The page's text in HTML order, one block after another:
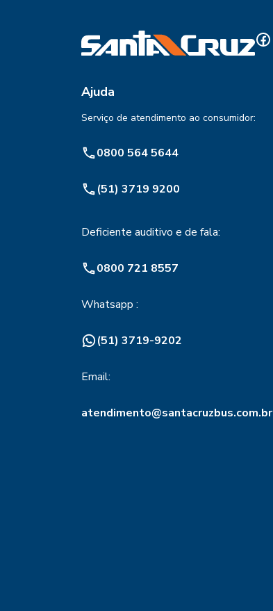
Ajuda
Serviço de atendimento ao consumidor:
0800 564 5644
(51) 3719 9200
Deficiente auditivo e de fala:
0800 721 8557
Whatsapp :
(51) 3719-9202
Email:
atendimento@santacruzbus.com.br